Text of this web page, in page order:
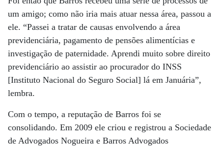
um amigo; como não iria mais atuar nessa área, passou a
ele. “Passei a tratar de causas envolvendo a área
previdenciária, pagamento de pensões alimentícias e
investigação de paternidade. Aprendi muito sobre direito
previdenciário ao assistir ao procurador do INSS
[Instituto Nacional do Seguro Social] lá em Januária”,
lembra.
Com o tempo, a reputação de Barros foi se
consolidando. Em 2009 ele criou e registrou a Sociedade
de Advogados Nogueira e Barros Advogados